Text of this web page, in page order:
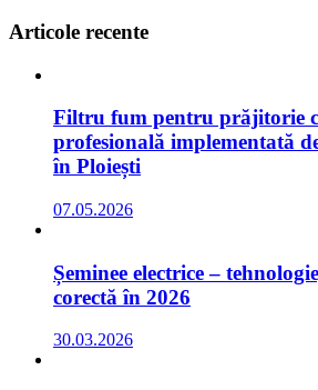
Articole recente
Filtru fum pentru prăjitorie
profesională implementată
în Ploiești
07.05.2026
Șeminee electrice –
corectă în 2026
30.03.2026